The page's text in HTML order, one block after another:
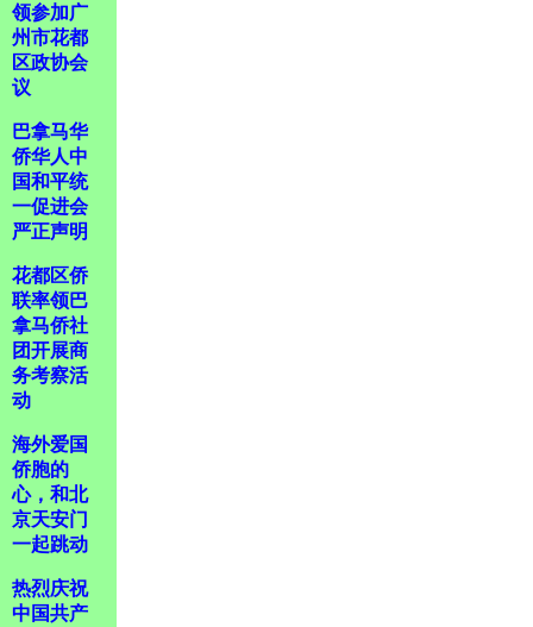
领参加广
州市花都
区政协会
议
巴拿马华
侨华人中
国和平统
一促进会
严正声明
花都区侨
联率领巴
拿马侨社
团开展商
务考察活
动
海外爱国
侨胞的
心，和北
京天安门
一起跳动
热烈庆祝
中国共产